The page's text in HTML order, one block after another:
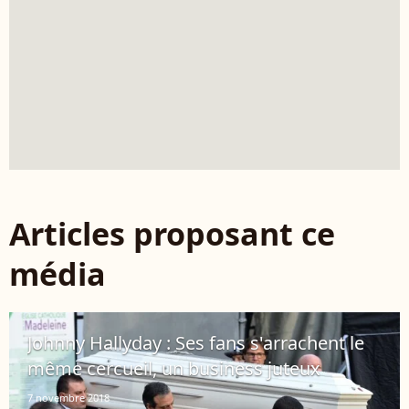
Articles proposant ce
média
Johnny Hallyday : Ses fans s'arrachent le
même cercueil, un business juteux
7 novembre 2018